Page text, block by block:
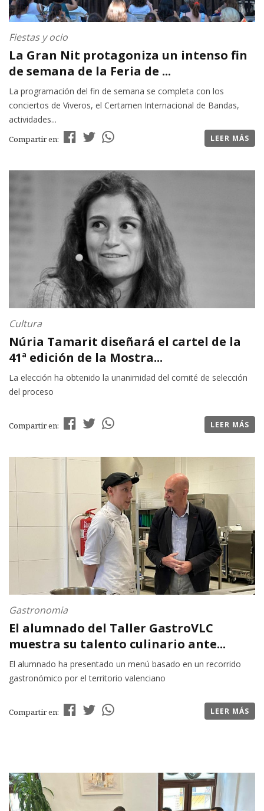
Fiestas y ocio
La Gran Nit protagoniza un intenso fin
de semana de la Feria de ...
La programación del fin de semana se completa con los
conciertos de Viveros, el Certamen Internacional de Bandas,
actividades...
Compartir en: LEER MÁS
Cultura
Núria Tamarit diseñará el cartel de la
41ª edición de la Mostra...
La elección ha obtenido la unanimidad del comité de selección
del proceso
Compartir en: LEER MÁS
Gastronomia
El alumnado del Taller GastroVLC
muestra su talento culinario ante...
El alumnado ha presentado un menú basado en un recorrido
gastronómico por el territorio valenciano
Compartir en: LEER MÁS